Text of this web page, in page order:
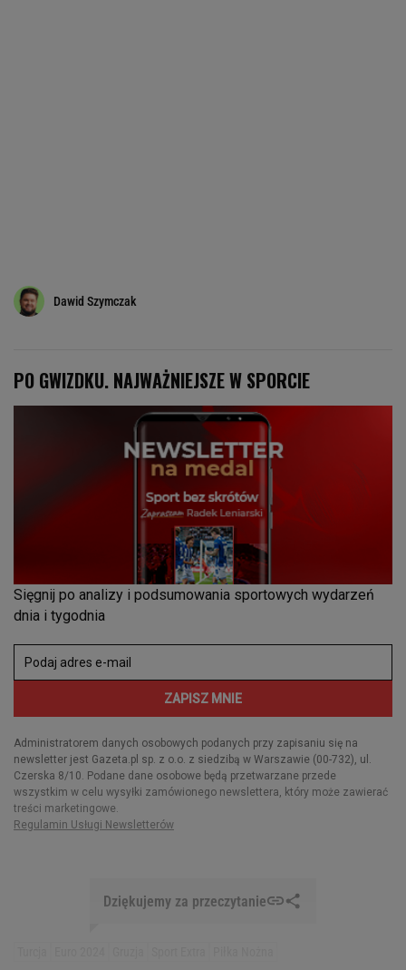
Dawid Szymczak
Dziękujemy za przeczytanie